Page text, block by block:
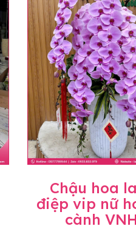
Chậu hoa
điệp vip nữ
cành